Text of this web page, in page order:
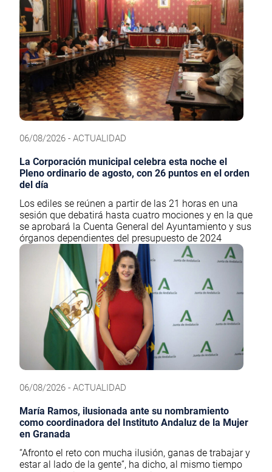
06/08/2026 - ACTUALIDAD
La Corporación municipal celebra esta noche el
Pleno ordinario de agosto, con 26 puntos en el orden
del día
Los ediles se reúnen a partir de las 21 horas en una
sesión que debatirá hasta cuatro mociones y en la que
se aprobará la Cuenta General del Ayuntamiento y sus
órganos dependientes del presupuesto de 2024
06/08/2026 - ACTUALIDAD
María Ramos, ilusionada ante su nombramiento
como coordinadora del Instituto Andaluz de la Mujer
en Granada
“Afronto el reto con mucha ilusión, ganas de trabajar y
estar al lado de la gente”, ha dicho, al mismo tiempo